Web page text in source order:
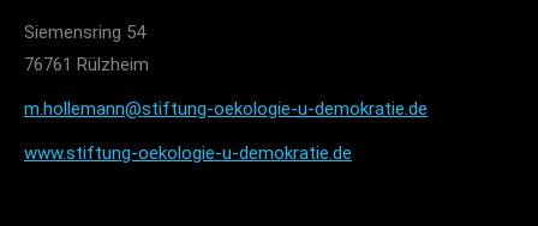
Siemensring 54
76761 Rülzheim
m.hollemann@stiftung-oekologie-u-demokratie.de
www.stiftung-oekologie-u-demokratie.de